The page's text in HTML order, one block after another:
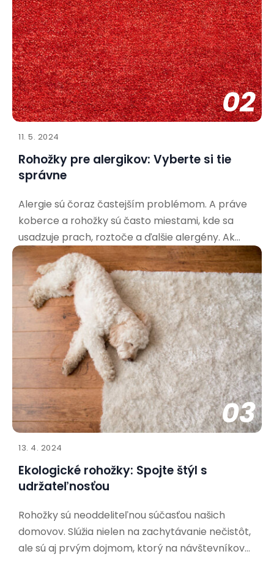
02
11. 5. 2024
Rohožky pre alergikov: Vyberte si tie
správne
Alergie sú čoraz častejším problémom. A práve
koberce a rohožky sú často miestami, kde sa
usadzuje prach, roztoče a ďalšie alergény. Ak
trpíte alergiami, výber správnej rohožky je kľúčový
pre vaše zdravie a pohodu. Aké materiály sú
najvhodnejšie pre alergikov? Pri výbere rohožky
pre alergikov
03
13. 4. 2024
Ekologické rohožky: Spojte štýl s
udržateľnosťou
Rohožky sú neoddeliteľnou súčasťou našich
domovov. Slúžia nielen na zachytávanie nečistôt,
ale sú aj prvým dojmom, ktorý na návštevníkov